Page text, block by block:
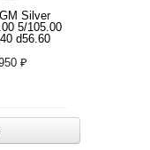
Silver
5/105.00
d56.60
₽